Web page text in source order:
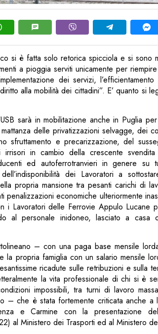
si è fatta solo retorica spicciola e si sono
a pioggia serviti unicamente per
dei servizi,
alla mobilità dei cittadini”. E’ quanto si
sarà in mobilitazione anche in Puglia
delle privatizzazioni selvagge, dei
sfruttamento e precarizzazione, del
irrisori in cambio della crescente
ed autoferrotranvieri in genere su
dei Lavoratori a
propria mansione tra pesanti carichi di
economiche ulteriormente
i Lavoratori delle Ferrovie Appulo Lucane
al personale inidoneo, lasciato a casa
– con una paga base mensile
la propria famiglia con un salario mensile
ricadute sulle retribuzioni e sulla
la vita professionale di chi si è
impossibili, tra turni di lavoro
– che è stata fortemente criticata anche a
e Carmine con la presentazione
al Ministero dei Trasporti ed al Ministero